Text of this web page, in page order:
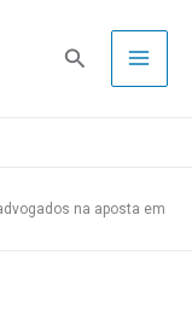
Pesquisa
na aposta em